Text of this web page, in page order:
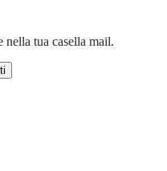
tua casella mail.